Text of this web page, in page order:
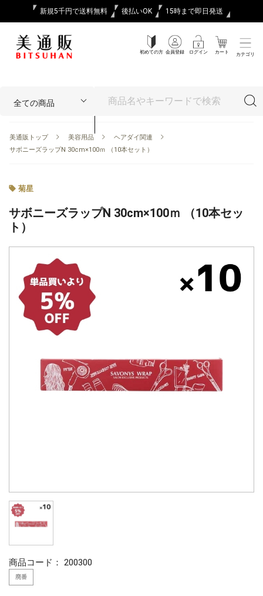
新規5千円で送料無料 後払いOK 15時まで即日発送
初めての方 会員登録 ログイン カート カテゴリ
美通販トップ 美容用品
ヘアダイ関連
サボニーズラップN 30cm×100ｍ （10本セット）
菊星
サボニーズラップN 30cm×100ｍ （10本セッ
ト）
商品コード： 200300
廃番